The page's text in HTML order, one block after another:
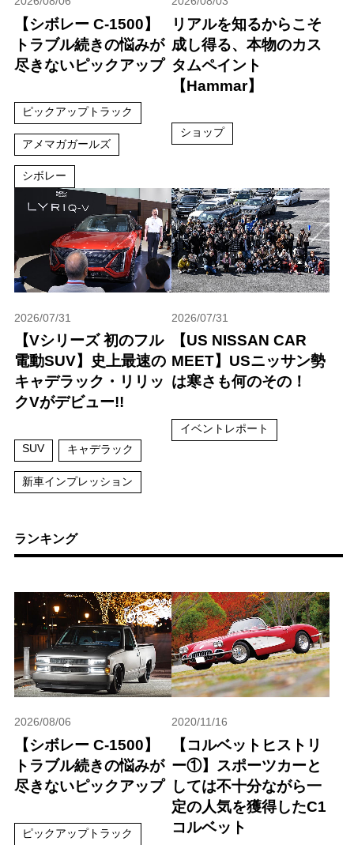
【シボレー C-1500】
トラブル続きの悩みが
尽きないピックアップ
ピックアップトラック
アメマガガールズ
シボレー
リアルを知るからこそ
成し得る、本物のカス
タムペイント
【Hammar】
ショップ
2026/07/31
【Vシリーズ 初のフル
電動SUV】史上最速の
キャデラック・リリッ
クVがデビュー!!
SUV キャデラック
新車インプレッション
2026/07/31
【US NISSAN CAR
MEET】USニッサン勢
は寒さも何のその！
イベントレポート
ランキング
2026/08/06
【シボレー C-1500】
トラブル続きの悩みが
尽きないピックアップ
ピックアップトラック
2020/11/16
【コルベットヒストリ
ー①】スポーツカーと
しては不十分ながら一
定の人気を獲得したC1
コルベット